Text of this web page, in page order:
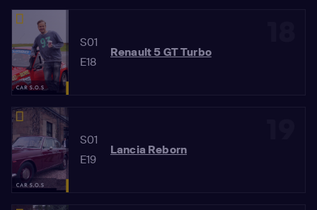
S01
E18
Renault 5 GT Turbo
S01
E19
Lancia Reborn